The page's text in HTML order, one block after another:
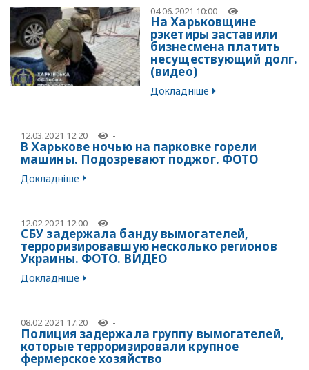
04.06.2021 10:00 -
На Харьковщине
рэкетиры заставили
бизнесмена платить
несуществующий долг.
(видео)
Докладніше
12.03.2021 12:20 -
В Харькове ночью на парковке горели
машины. Подозревают поджог. ФОТО
Докладніше
12.02.2021 12:00 -
СБУ задержала банду вымогателей,
терроризировавшую несколько регионов
Украины. ФОТО. ВИДЕО
Докладніше
08.02.2021 17:20 -
Полиция задержала группу вымогателей,
которые терроризировали крупное
фермерское хозяйство